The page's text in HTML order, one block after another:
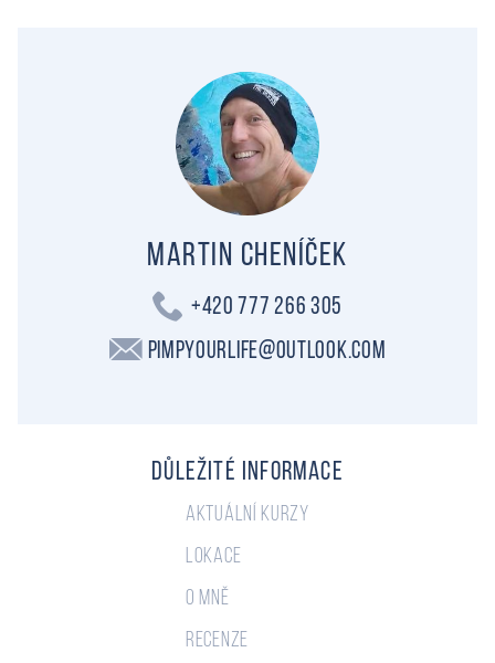
Martin Cheníček
+420 777 266 305
PimpYourLife@outlook.com
Důležité informace
Aktuální kurzy
Lokace
O mně
Recenze